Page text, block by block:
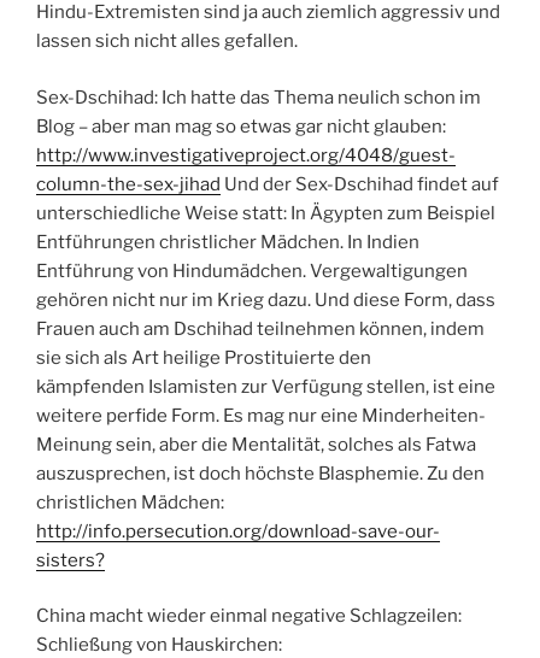
Hindu-Extremisten sind ja auch ziemlich aggressiv und
lassen sich nicht alles gefallen.
Sex-Dschihad: Ich hatte das Thema neulich schon im
Blog – aber man mag so etwas gar nicht glauben:
http://www.investigativeproject.org/4048/guest-
column-the-sex-jihad Und der Sex-Dschihad findet auf
unterschiedliche Weise statt: In Ägypten zum Beispiel
Entführungen christlicher Mädchen. In Indien
Entführung von Hindumädchen. Vergewaltigungen
gehören nicht nur im Krieg dazu. Und diese Form, dass
Frauen auch am Dschihad teilnehmen können, indem
sie sich als Art heilige Prostituierte den
kämpfenden Islamisten zur Verfügung stellen, ist eine
weitere perfide Form. Es mag nur eine Minderheiten-
Meinung sein, aber die Mentalität, solches als Fatwa
auszusprechen, ist doch höchste Blasphemie. Zu den
christlichen Mädchen:
http://info.persecution.org/download-save-our-
sisters?
China macht wieder einmal negative Schlagzeilen:
Schließung von Hauskirchen: